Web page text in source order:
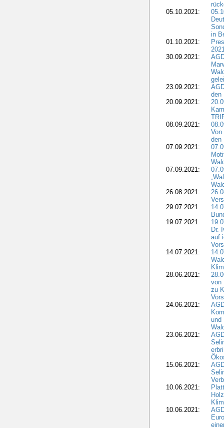
05.10.2021:
in
01.10.2021:
30.09.2021:
23.09.2021:
den
20.09.2021:
08.09.2021:
den
07.09.2021:
07.09.2021:
26.08.2021:
29.07.2021:
19.07.2021:
Dr.
auf
14.07.2021:
28.06.2021:
von
zu
24.06.2021:
und
23.06.2021:
15.06.2021:
10.06.2021:
10.06.2021: